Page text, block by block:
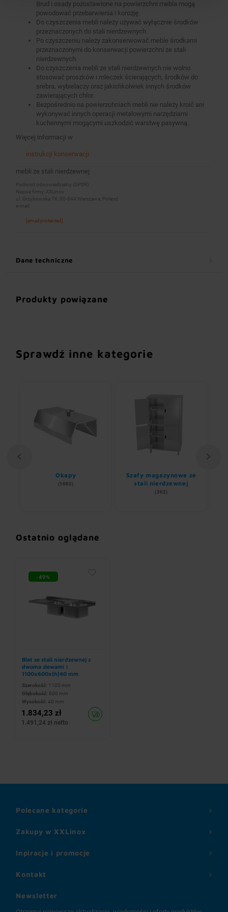
Brud i osady pozostawione na powierzchni mebla mogą
powodować przebarwienia i korozję.
Do czyszczenia mebli należy używać wyłącznie środków
przeznaczonych do stali nierdzewnych.
Po czyszczeniu należy zakonserwować meble środkami
przeznaczonymi do konserwacji powierzchni ze stali
nierdzewnych.
Do czyszczenia mebli ze stali nierdzewnych nie wolno
stosować proszków i mleczek ścierających, środków do
srebra, wybielaczy oraz jakichkolwiek innych środków
zawierających chlor.
Bezpośrednio na powierzchniach mebli nie należy kroić ani
wykonywać innych operacji metalowymi narzędziami
kuchennymi mogącymi uszkodzić warstwę pasywną.
Więcej informacji w
instrukcji konserwacji
mebli ze stali nierdzewnej
Podmiot odpowiedzialny (GPSR):
Nazwa firmy: XXLinox
ul. Grzybowska 78, 00-844 Warszawa, Poland
e-mail:
[email protected]
Dane techniczne
Produkty powiązane
Sprawdź inne kategorie
Okapy
(1082)
Szafy magazynowe ze
stali nierdzewnej
(302)
Ostatnio oglądane
-49%
Blat ze stali nierdzewnej z
dwoma zlewami |
1100x600x(h)40 mm
Szerokość: 1100 mm
Głębokość: 600 mm
Wysokość: 40 mm
1.834,23 zł
1.491,24 zł netto
Zakupy w XXLinox
Inpiracje i promocje
Polecane kategorie
Kontakt
Newsletter